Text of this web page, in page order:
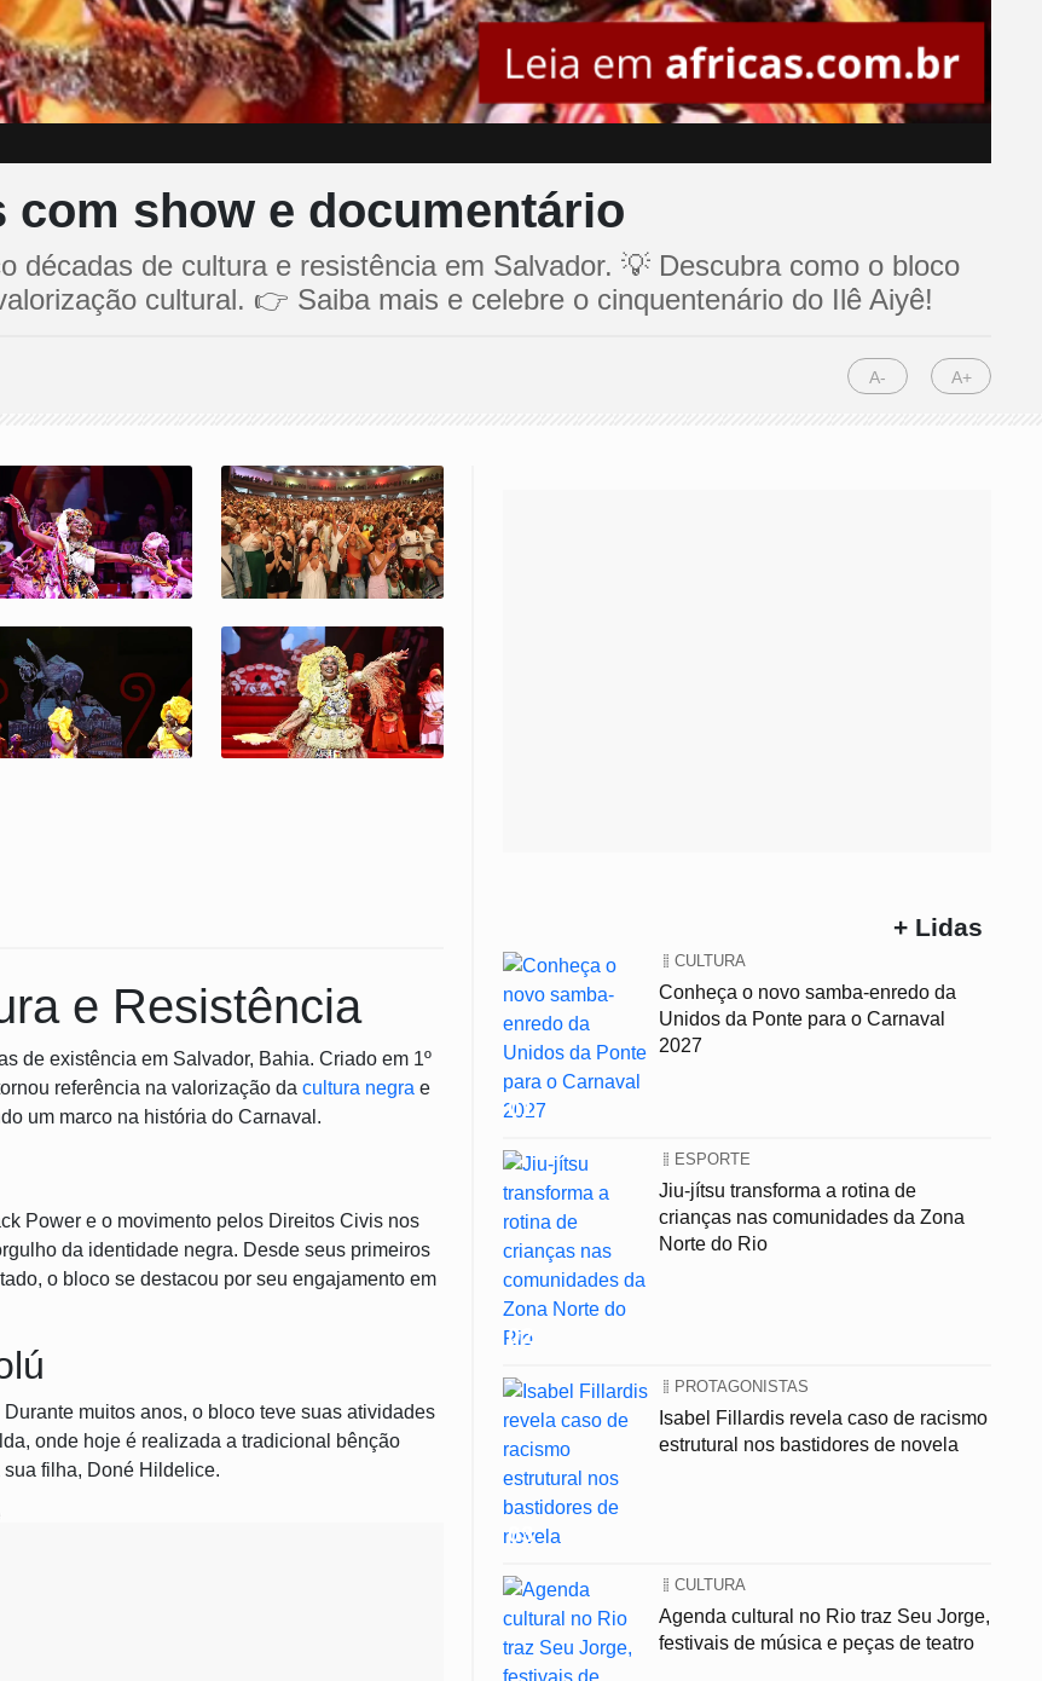
com show e documentário
décadas de cultura e resistência em Salvador. 💡 Descubra como o bloco
cultural. 👉 Saiba mais e celebre o cinquentenário do Ilê Aiyê!
A- A+
e Resistência
de existência em Salvador, Bahia. Criado em 1º
referência na valorização da cultura negra e
um marco na história do Carnaval.
Power e o movimento pelos Direitos Civis nos
da identidade negra. Desde seus primeiros
o bloco se destacou por seu engajamento em
muitos anos, o bloco teve suas atividades
onde hoje é realizada a tradicional bênção
filha, Doné Hildelice.
+ Lidas
01
CULTURA
Conheça o novo samba-enredo da
Unidos da Ponte para o Carnaval
2027
02
ESPORTE
Jiu-jítsu transforma a rotina de
crianças nas comunidades da Zona
Norte do Rio
03
PROTAGONISTAS
Isabel Fillardis revela caso de racismo
estrutural nos bastidores de novela
CULTURA
Agenda cultural no Rio traz Seu Jorge,
festivais de música e peças de teatro